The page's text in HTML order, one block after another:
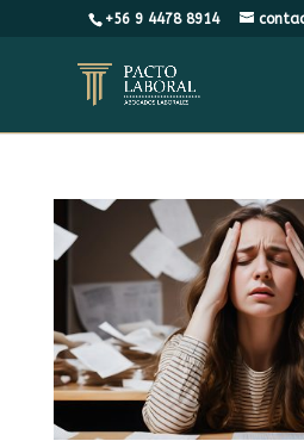
+56 9 4478 8914